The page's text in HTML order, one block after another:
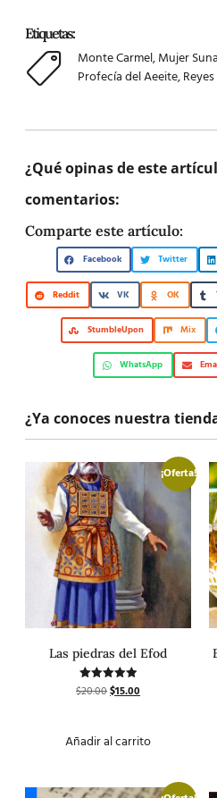
Etiquetas:
Monte Carmel,Mujer
Profecía del Aeeite,
¿Qué opinas de este
comentarios:
Comparte este artículo:
Facebook Twitter
Reddit VK OK
StumbleUpon Mix
WhatsApp
¿Ya conoces nuestra
¡Oferta!
Las piedras del Efod
Valorado
con
$20.00$15.00
Añadir al carrito